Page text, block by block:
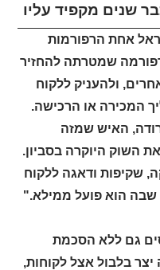
שנים מקפיד עליו
אחת הרפורמות
שמטרתה להחזיר
ולהעניק ללקוח
המכירה או הרכישה.
האיש שמזה
השוק היוקרה בסביון.
שקיפות ודאגה ללקוח
הוא פועל ממילא."
גם ללא הסכמת
בלבול אצל לקוחות,